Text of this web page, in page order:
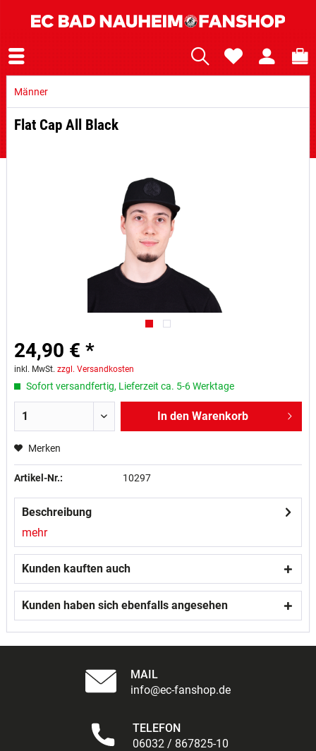
Männer
Flat Cap All Black
24,90 € *
inkl. MwSt. zzgl. Versandkosten
Sofort versandfertig, Lieferzeit ca. 5-6 Werktage
In den Warenkorb
Merken
Artikel-Nr.: 10297
Beschreibung
mehr
Kunden kauften auch
Kunden haben sich ebenfalls angesehen
MAIL
info@ec-fanshop.de
TELEFON
06032 / 867825-10